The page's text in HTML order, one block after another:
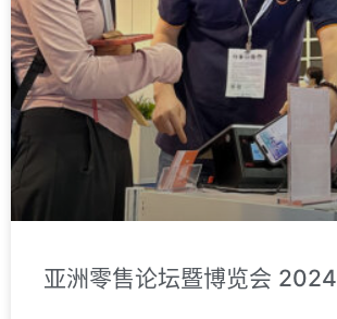
亚洲零售论坛暨博览会 2024